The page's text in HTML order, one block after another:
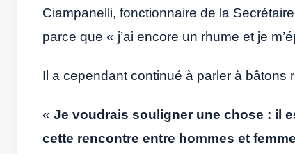
Ciampanelli, fonctionnaire de la
parce que « j’ai encore un rhume et je
Il a cependant continué à parler à bâtons
« Je voudrais souligner une chose : il
cette rencontre entre hommes et